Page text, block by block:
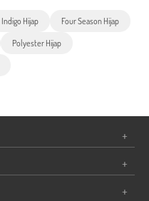
Indigo Hijap Four Season Hijap
Polyester Hijap
+
+
+